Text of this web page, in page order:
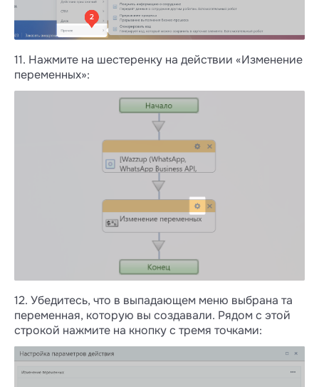
11. Нажмите на шестеренку на действии «Изменение
переменных»:
12. Убедитесь, что в выпадающем меню выбрана та
переменная, которую вы создавали. Рядом с этой
строкой нажмите на кнопку с тремя точками: